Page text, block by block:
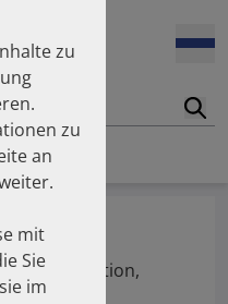
Autoren
zu
zu
an
mit
Sie
im